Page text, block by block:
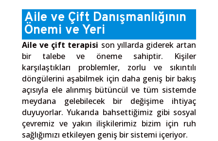
Aile ve Çift Danışmanlığının
Önemi ve Yeri
Aile ve çift terapisi son yıllarda giderek artan
bir talebe ve öneme sahiptir. Kişiler
karşılaştıkları problemler, zorlu ve sıkıntılı
döngülerini aşabilmek için daha geniş bir bakış
açısıyla ele alınmış bütüncül ve tüm sistemde
meydana gelebilecek bir değişime ihtiyaç
duyuyorlar. Yukarıda bahsettiğimiz gibi sosyal
çevremiz ve yakın ilişkilerimiz bizim için ruh
sağlığımızı etkileyen geniş bir sistemi içeriyor.